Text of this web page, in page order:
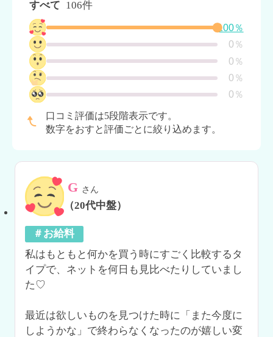
すべて 106件
100％
0％
0％
0％
0％
口コミ評価は5段階表示です。
数字をおすと評価ごとに絞り込めます。
G さん
（20代中盤）
＃お給料
私はもともと何かを買う時にすごく比較するタ
イプで、ネットを何日も見比べたりしていまし
た♡
最近は欲しいものを見つけた時に「また今度に
しようかな」で終わらなくなったのが嬉しい変